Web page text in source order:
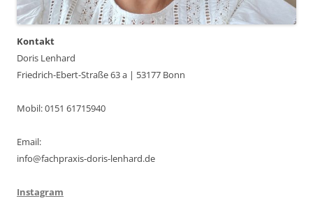
Kontakt
Doris Lenhard
Friedrich-Ebert-Straße 63 a | 53177 Bonn
Mobil: 0151 61715940
Email:
info@fachpraxis-doris-lenhard.de
Instagram